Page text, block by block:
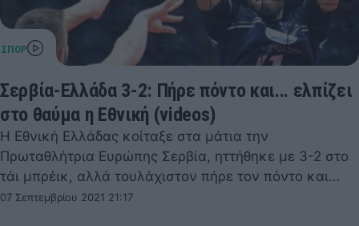
Σερβία-Ελλάδα 3-2: Πήρε πόντο και... ελπίζει
στο θαύμα η Εθνική (videos)
Η Εθνική Ελλάδας κοίταξε στα μάτια την
Πρωταθλήτρια Ευρώπης Σερβία, ηττήθηκε με 3-2 στο
τάι μπρέικ, αλλά τουλάχιστον πήρε τον πόντο και…
07 Σεπτεμβρίου 2021 21:17